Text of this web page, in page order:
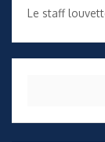
Le staff